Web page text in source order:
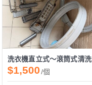
洗衣機直立式～滾筒式清洗
$1,500/個